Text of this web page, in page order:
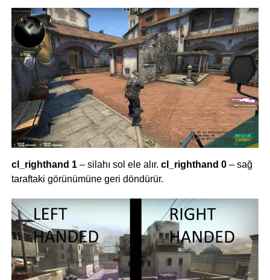
cl_righthand 1 – silahı sol ele alır. cl_righthand 0 – sağ
taraftaki görünümüne geri döndürür.